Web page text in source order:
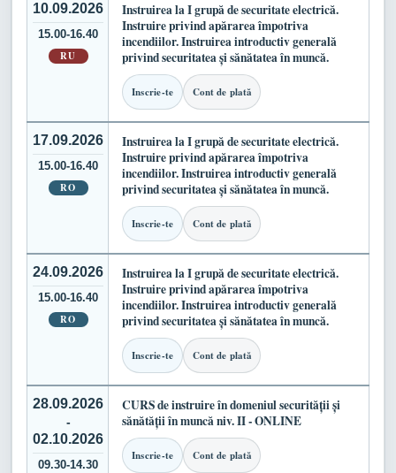
10.09.2026
15.00-16.40
RU
Instruirea la I grupă de securitate electrică.
Instruire privind apărarea împotriva
incendiilor. Instruirea introductiv generală
privind securitatea și sănătatea în muncă.
Inscrie-te Cont de plată
17.09.2026
15.00-16.40
RO
Instruirea la I grupă de securitate electrică.
Instruire privind apărarea împotriva
incendiilor. Instruirea introductiv generală
privind securitatea și sănătatea în muncă.
Inscrie-te Cont de plată
24.09.2026
15.00-16.40
RO
Instruirea la I grupă de securitate electrică.
Instruire privind apărarea împotriva
incendiilor. Instruirea introductiv generală
privind securitatea și sănătatea în muncă.
Inscrie-te Cont de plată
28.09.2026
-
02.10.2026
09.30-14.30
CURS de instruire în domeniul securității și
sănătății în muncă niv. II - ONLINE
Inscrie-te Cont de plată